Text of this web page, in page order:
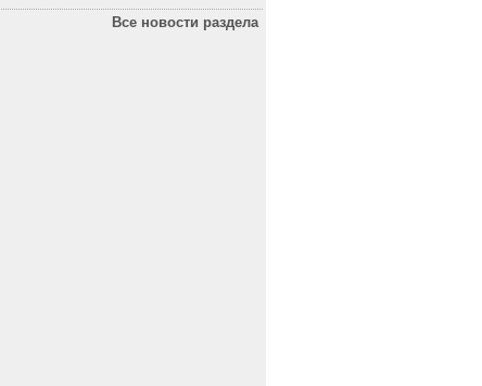
Все новости раздела